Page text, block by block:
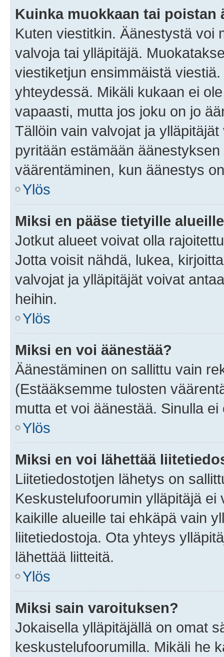
Kuinka muokkaan tai poistan
Kuten viestitkin. Äänestystä voi
valvoja tai ylläpitäjä.
viestiketjun ensimmäistä
yhteydessä. Mikäli kukaan ei
vapaasti, mutta jos joku on jo
Tällöin vain valvojat ja
pyritään estämään
väärentäminen, kun äänestys
Ylös
Miksi en pääse tietyille
Jotkut alueet voivat olla
Jotta voisit nähdä, lukea,
valvojat ja ylläpitäjät voivat
heihin.
Ylös
Miksi en voi äänestää?
Äänestäminen on sallittu vain
(Estääksemme tulosten
mutta et voi äänestää. Sinulla
Ylös
Miksi en voi lähettää
Liitetiedostotjen lähetys on
Keskustelufoorumin ylläpitäjä
kaikille alueille tai ehkäpä vain
liitetiedostoja. Ota yhteys
lähettää liitteitä.
Ylös
Miksi sain varoituksen?
Jokaisella ylläpitäjällä on omat
keskustelufoorumilla. Mikäli he